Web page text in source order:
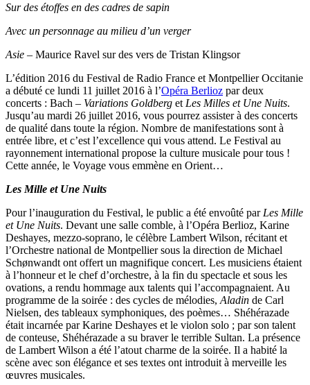
Sur des étoffes en des cadres de sapin
Avec un personnage au milieu d’un verger
Asie – Maurice Ravel sur des vers de Tristan Klingsor
L’édition 2016 du Festival de Radio France et Montpellier Occitanie
a débuté ce lundi 11 juillet 2016 à l’Opéra Berlioz par deux
concerts : Bach – Variations Goldberg et Les Milles et Une Nuits.
Jusqu’au mardi 26 juillet 2016, vous pourrez assister à des concerts
de qualité dans toute la région. Nombre de manifestations sont à
entrée libre, et c’est l’excellence qui vous attend. Le Festival au
rayonnement international propose la culture musicale pour tous !
Cette année, le Voyage vous emmène en Orient…
Les Mille et Une Nuits
Pour l’inauguration du Festival, le public a été envoûté par Les Mille
et Une Nuits. Devant une salle comble, à l’Opéra Berlioz, Karine
Deshayes, mezzo-soprano, le célèbre Lambert Wilson, récitant et
l’Orchestre national de Montpellier sous la direction de Michael
Schønwandt ont offert un magnifique concert. Les musiciens étaient
à l’honneur et le chef d’orchestre, à la fin du spectacle et sous les
ovations, a rendu hommage aux talents qui l’accompagnaient. Au
programme de la soirée : des cycles de mélodies, Aladin de Carl
Nielsen, des tableaux symphoniques, des poèmes… Shéhérazade
était incarnée par Karine Deshayes et le violon solo ; par son talent
de conteuse, Shéhérazade a su braver le terrible Sultan. La présence
de Lambert Wilson a été l’atout charme de la soirée. Il a habité la
scène avec son élégance et ses textes ont introduit à merveille les
œuvres musicales.